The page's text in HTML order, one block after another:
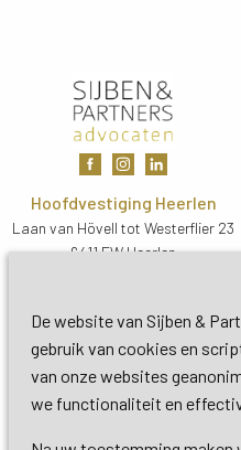
De website van Sijben &
gebruik van cookies en
van onze websites
we functionaliteit en
Hoofdvestiging Heerlen
Laan van Hövell tot Westerflier 23
6411 EW Heerlen
3732 HC